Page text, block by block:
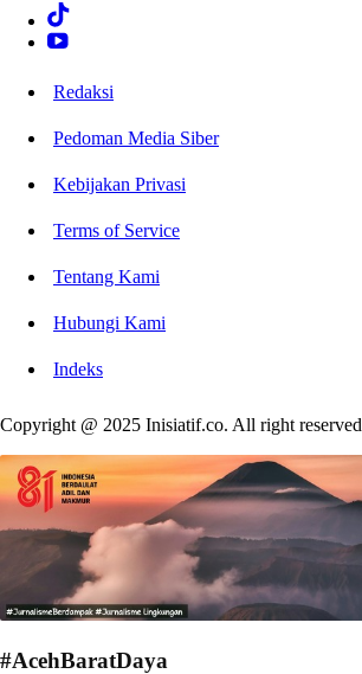
Redaksi
Pedoman Media Siber
Kebijakan Privasi
Terms of Service
Tentang Kami
Hubungi Kami
Indeks
Copyright @ 2025 Inisiatif.co. All right reserved
#AcehBaratDaya